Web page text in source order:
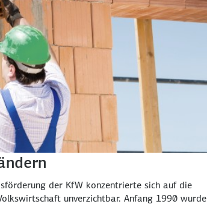
der KfW konzentrierte sich auf die
unverzichtbar. Anfang 1990 wurde